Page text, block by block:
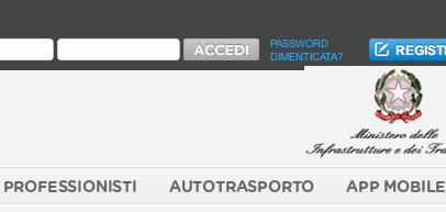
PASSWORD
DIMENTICATA?
PROFESSIONISTI AUTOTRASPORTO APP MOBILE